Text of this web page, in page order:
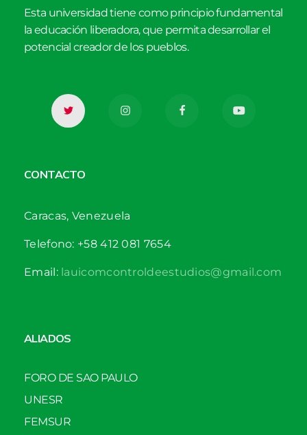
Esta universidad tiene como principio fundamental
la educación liberadora, que permita desarrollar el
potencial creador de los pueblos.
CONTACTO
Caracas, Venezuela
Telefono: +58 412 081 7654
Email:lauicomcontroldeestudios@gmail.com
ALIADOS
FORO DE SAO PAULO
UNESR
FEMSUR